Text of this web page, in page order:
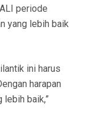
periode
yang lebih baik
ini harus
harapan
baik,”